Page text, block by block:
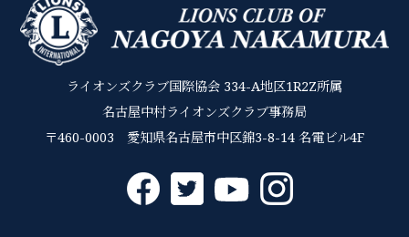
ライオンズクラブ国際協会 334-A地区1R2Z所属
名古屋中村ライオンズクラブ事務局
〒460-0003 愛知県名古屋市中区錦3-8-14 名電ビル4F